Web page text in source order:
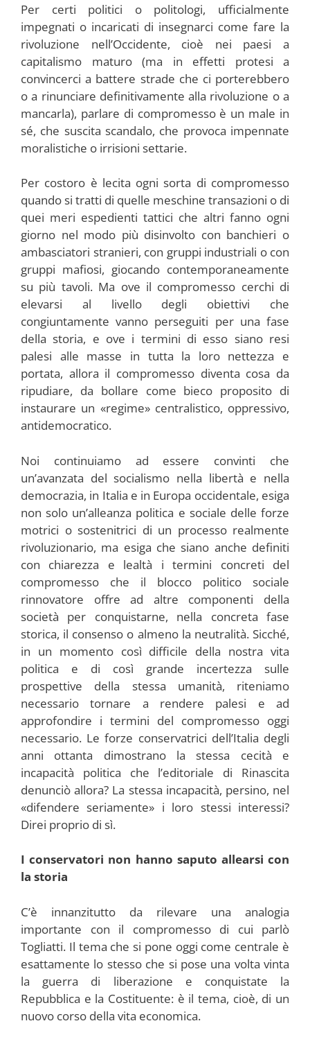
Per certi politici o politologi, ufficialmente
impegnati o incaricati di insegnarci come fare la
rivoluzione nell’Occidente, cioè nei paesi a
capitalismo maturo (ma in effetti protesi a
convincerci a battere strade che ci porterebbero
o a rinunciare definitivamente alla rivoluzione o a
mancarla), parlare di compromesso è un male in
sé, che suscita scandalo, che provoca impennate
moralistiche o irrisioni settarie.
Per costoro è lecita ogni sorta di compromesso
quando si tratti di quelle meschine transazioni o di
quei meri espedienti tattici che altri fanno ogni
giorno nel modo più disinvolto con banchieri o
ambasciatori stranieri, con gruppi industriali o con
gruppi mafiosi, giocando contemporaneamente
su più tavoli. Ma ove il compromesso cerchi di
elevarsi al livello degli obiettivi che
congiuntamente vanno perseguiti per una fase
della storia, e ove i termini di esso siano resi
palesi alle masse in tutta la loro nettezza e
portata, allora il compromesso diventa cosa da
ripudiare, da bollare come bieco proposito di
instaurare un «regime» centralistico, oppressivo,
antidemocratico.
Noi continuiamo ad essere convinti che
un’avanzata del socialismo nella libertà e nella
democrazia, in Italia e in Europa occidentale, esiga
non solo un’alleanza politica e sociale delle forze
motrici o sostenitrici di un processo realmente
rivoluzionario, ma esiga che siano anche definiti
con chiarezza e lealtà i termini concreti del
compromesso che il blocco politico sociale
rinnovatore offre ad altre componenti della
società per conquistarne, nella concreta fase
storica, il consenso o almeno la neutralità. Sicché,
in un momento così difficile della nostra vita
politica e di così grande incertezza sulle
prospettive della stessa umanità, riteniamo
necessario tornare a rendere palesi e ad
approfondire i termini del compromesso oggi
necessario. Le forze conservatrici dell’Italia degli
anni ottanta dimostrano la stessa cecità e
incapacità politica che l’editoriale di Rinascita
denunciò allora? La stessa incapacità, persino, nel
«difendere seriamente» i loro stessi interessi?
Direi proprio di sì.
I conservatori non hanno saputo allearsi con
la storia
C’è innanzitutto da rilevare una analogia
importante con il compromesso di cui parlò
Togliatti. Il tema che si pone oggi come centrale è
esattamente lo stesso che si pose una volta vinta
la guerra di liberazione e conquistate la
Repubblica e la Costituente: è il tema, cioè, di un
nuovo corso della vita economica.